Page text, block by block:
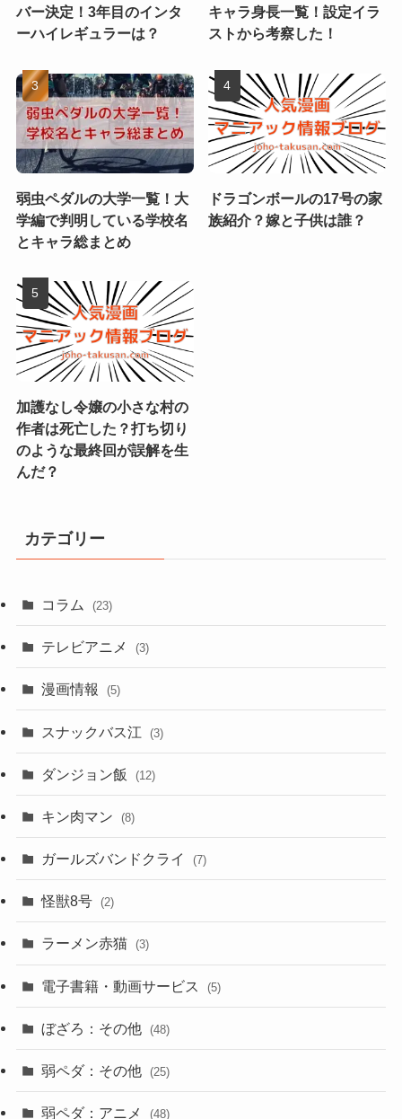
バー決定！3年目のインタ
ーハイレギュラーは？
キャラ身長一覧！設定イラ
ストから考察した！
弱虫ペダルの大学一覧！大
学編で判明している学校名
とキャラ総まとめ
ドラゴンボールの17号の家
族紹介？嫁と子供は誰？
加護なし令嬢の小さな村の
作者は死亡した？打ち切り
のような最終回が誤解を生
んだ？
カテゴリー
コラム (23)
テレビアニメ (3)
漫画情報 (5)
スナックバス江 (3)
ダンジョン飯 (12)
キン肉マン (8)
ガールズバンドクライ (7)
怪獣8号 (2)
ラーメン赤猫 (3)
電子書籍・動画サービス (5)
ぼざろ：その他 (48)
弱ペダ：その他 (25)
弱ペダ：アニメ (48)